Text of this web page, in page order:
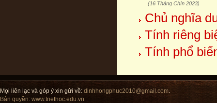
(16 Tháng Chín 2023)
Chủ nghĩa
Tính riêng
Tính phổ
Mọi liên lạc và góp ý xin gửi về: dinhhongphuc2010@gmail.com.
Bản quyền: www.triethoc.edu.vn